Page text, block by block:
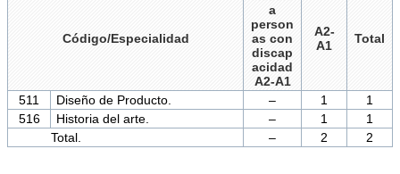
Código/Especialidad
a
person
as con
discap
acidad
A2-A1
A2-
A1
Total
511 Diseño de Producto. – 1
1
516
Historia del arte. – 1
1
Total.
– 2 2